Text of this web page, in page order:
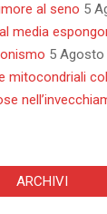
al seno 5
media
5 Agosto
mitocondriali
ARCHIVI